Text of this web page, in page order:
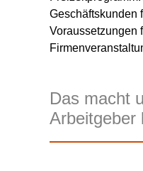
Geschäftskunden
Voraussetzungen
Das macht
Arbeitgeber